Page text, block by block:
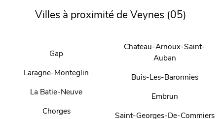
Villes à proximité de Veynes (05)
Gap
Laragne-Monteglin
La Batie-Neuve
Chorges
Chateau-Arnoux-Saint-
Auban
Buis-Les-Baronnies
Embrun
Saint-Georges-De-Commiers